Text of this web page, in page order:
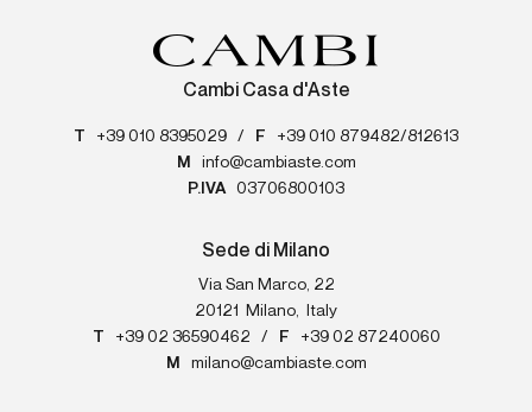
Cambi Casa d'Aste
T +39 010 8395029 / F
+39 010 879482/812613
M
info@cambiaste.com
P.IVA
03706800103
Sede di Milano
Via San Marco, 22
20121
Milano,
Italy
T
+39 02 36590462 / F
+39 02 87240060
M
milano@cambiaste.com